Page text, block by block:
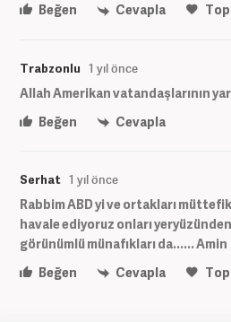
Beğen
Cevapla
Trabzonlu 1 yıl önce
Allah Amerikan vatandaşlarının
Beğen
Cevapla
Serhat 1 yıl önce
Rabbim ABD yi ve ortakları
havale ediyoruz onları
görünümlü münafıkları da...... Amin
Beğen
Cevapla